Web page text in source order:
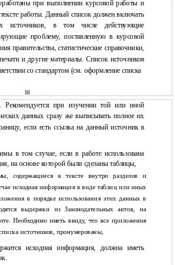
при выполнении курсовой работы и
работы. Данный список должен включать
источников, в том числе действующие
проблему, поставленную в курсовой
правительства, статистические справочники,
и другие материалы. Список источников
со стандартом (см. оформление списка
18
Рекомендуется при изучении той или иной
данных сразу же выписывать полное их
если есть ссылка на данный источник в
в том случае, если в работе использована
на основе которой были сделаны таблицы,
содержащиеся в тексте внутри разделов и
исходная информация в виде таблиц или иных
в порядке использования этих данных в
выдержки из Законодательных актов, на
Необходимо иметь ввиду, что все приложения
источников, пронумерованы,
исходная информация, должна иметь